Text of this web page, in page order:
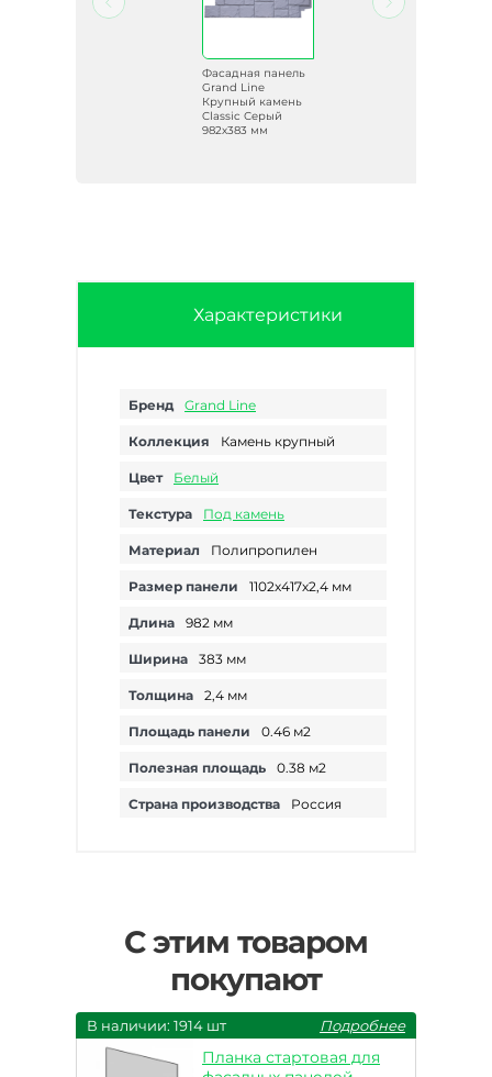
Фасадная панель
Grand Line
Крупный камень
Classic Серый
982х383 мм
Характеристики
Бренд Grand Line
Коллекция Камень крупный
Цвет Белый
Текстура Под камень
Материал Полипропилен
Размер панели 1102х417х2,4 мм
Длина 982 мм
Ширина 383 мм
Толщина 2,4 мм
Площадь панели 0.46 м2
Полезная площадь 0.38 м2
Страна производства Россия
С этим товаром
покупают
В наличии: 1914 шт Подробнее
Планка стартовая для